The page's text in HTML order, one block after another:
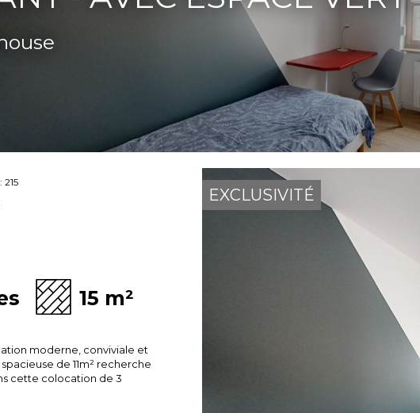
215
EXCLUSIVITÉ
15 m²
moderne, conviviale et
de 11m² recherche
cette colocation de 3